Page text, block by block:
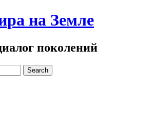
на Земле
поколений